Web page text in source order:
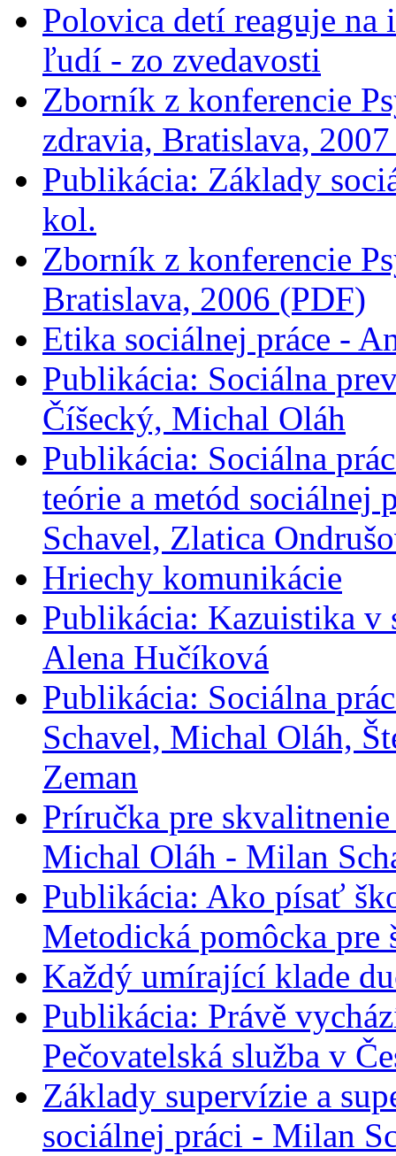
Polovica detí reaguje na
ľudí - zo zvedavosti
Zborník z konferencie
zdravia, Bratislava,
Publikácia: Základy
kol.
Zborník z konferencie
Bratislava, 2006 (PDF)
Etika sociálnej práce -
Publikácia: Sociálna
Číšecký, Michal Oláh
Publikácia: Sociálna
teórie a metód sociálnej
Schavel, Zlatica
Hriechy komunikácie
Publikácia: Kazuistika v
Alena Hučíková
Publikácia: Sociálna
Schavel, Michal Oláh,
Zeman
Príručka pre
Michal Oláh - Milan
Publikácia: Ako písať
Metodická pomôcka pre
Každý umírající klade
Publikácia: Právě
Pečovatelská služba v
Základy supervízie a
sociálnej práci - Milan